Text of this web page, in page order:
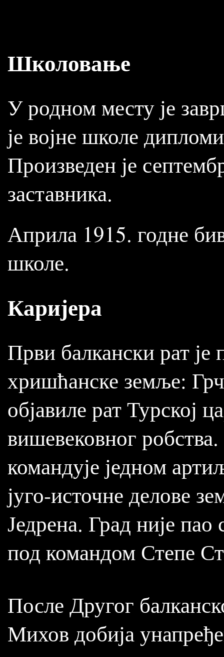
Школовање
У родном месту је
је војне школе
Произведен је
заставника.
Априла 1915. годне
школе.
Каријера
Први балкански рат је
хришћанске земље:
објавиле рат Турској
вишевековног
командује једном
југо-источне делове
Једрена. Град није
под командом Степе
После Другог
Михов добија